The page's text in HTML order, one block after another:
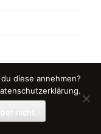
diese annehmen?